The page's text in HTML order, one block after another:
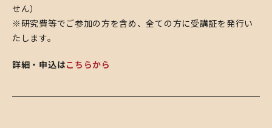
せん）
※研究費等でご参加の方を含め、全ての方に受講証を発行い
たします。
詳細・申込はこちらから